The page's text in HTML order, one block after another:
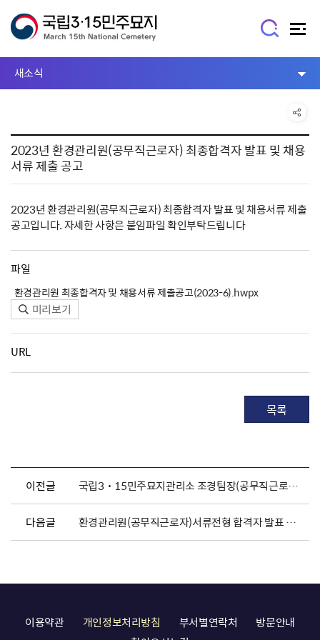
새소식
2023년 환경관리원(공무직근로자) 최종합격자 발표 및 채용
서류 제출 공고
2023년 환경관리원(공무직근로자) 최종합격자 발표 및 채용서류 제출
공고입니다. 자세한 사항은 붙임파일 확인부탁드립니다
파일
환경관리원 최종합격자 및 채용서류 제출공고(2023-6).hwpx
미리보기
URL
목록
이전글 국립3˙15민주묘지관리소 조경팀장(공무직근로자) 채용 공고
다음글 환경관리원(공무직근로자)서류전형 합격자 발표 및 면접시험 일정안내
이용약관 개인정보처리방침 부서별연락처
방문안내